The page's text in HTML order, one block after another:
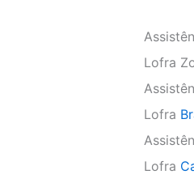
Lofra
Lofra
Lofra